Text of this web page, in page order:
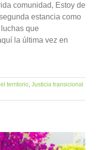
comunidad, Estoy de
estancia como
que
la última vez en
territorio Justicia transicional